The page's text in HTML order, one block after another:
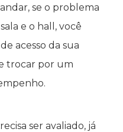
se o problema
e o hall, você
acesso da sua
trocar por um
ser avaliado, já